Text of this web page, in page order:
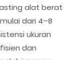
alat berat
dari 4–8
ukuran
dan